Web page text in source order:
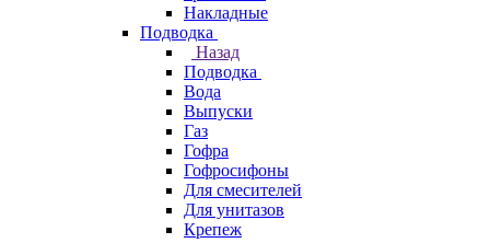
Накладные
Подводка
Назад
Подводка
Вода
Выпуски
Газ
Гофра
Гофросифоны
Для смесителей
Для унитазов
Крепеж